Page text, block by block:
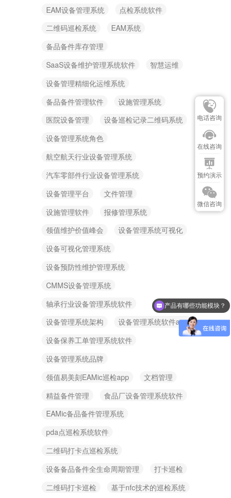
EAM设备管理系统
点检系统软件
二维码巡检系统
EAM系统
备品备件库存管理
SaaS设备维护管理系统软件
智慧运维
设备管理精细化运维系统
备品备件管理软件
设施管理系统
医院设备管理
设备巡检记录二维码系统
设备管理系统角色
航空航天行业设备管理系统
汽车零部件行业设备管理系统
设备管理平台
文件管理
设施管理软件
报修管理系统
领值维护价值峰会
设备管理系统可视化
设备可视化管理系统
设备预防性维护管理系统
CMMS设备管理系统
轴承行业设备管理系统软件
设备管理系统架构
设备管理系统软件app
设备保养工单管理系统软件
设备管理系统品牌
领值易美刻EAMic巡检app
文档管理
精益备件管理
食品厂设备管理系统软件
EAMic备品备件管理系统
pda点巡检系统软件
二维码打卡点巡检系统
设备备品备件全生命周期管理
打卡巡检
二维码打卡巡检
基于nfc技术的巡检系统
电话咨询
在线咨询
预约演示
微信咨询
可以介绍下你们的产品么？
产品有哪些功能模块？